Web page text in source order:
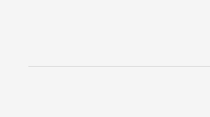
детективы